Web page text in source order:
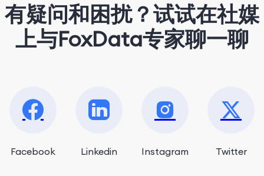
有疑问和困扰？试试在社媒
上与FoxData专家聊一聊
Facebook Linkedin Instagram Twitter